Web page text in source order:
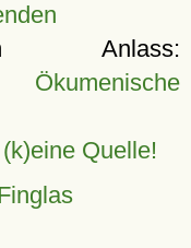
Anlass:
Quelle!